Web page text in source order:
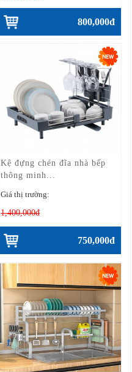
800,000đ
Kệ đựng chén đĩa nhà bếp
thông minh...
Giá thị trường:
1,400,000đ
750,000đ